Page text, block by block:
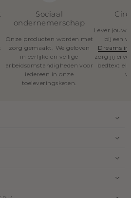
Sociaal
ondernemerschap
Onze producten worden met
zorg gemaakt. We geloven
in eerlijke en veilige
arbeidsomstandigheden voor
iedereen in onze
toeleveringsketen.
Lever jouw
bij een
Dreams
zorg jij
bedtextiel